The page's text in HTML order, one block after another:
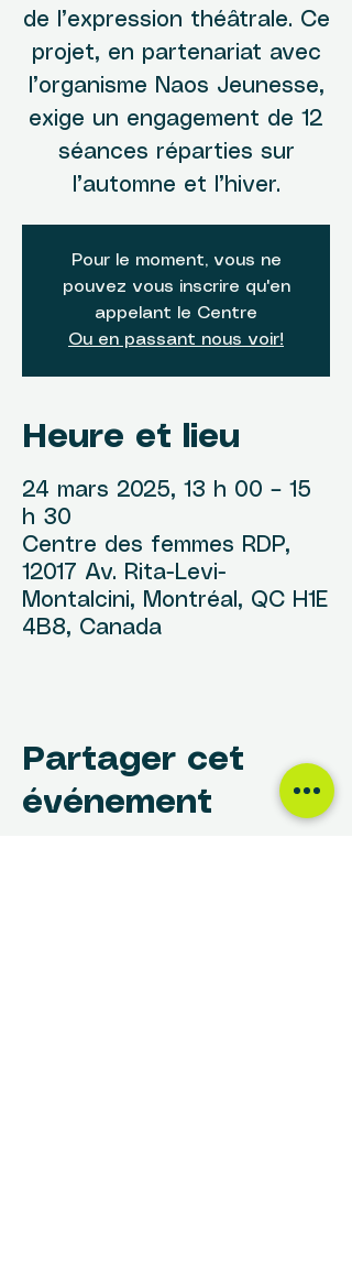
de l’expression théâtrale. Ce
projet, en partenariat avec
l’organisme Naos Jeunesse,
exige un engagement de 12
séances réparties sur
l’automne et l’hiver.
Pour le moment, vous ne
pouvez vous inscrire qu'en
appelant le Centre
Ou en passant nous voir!
Heure et lieu
24 mars 2025, 13 h 00 – 15
h 30
Centre des femmes RDP,
12017 Av. Rita-Levi-
Montalcini, Montréal, QC H1E
4B8, Canada
Partager cet
événement